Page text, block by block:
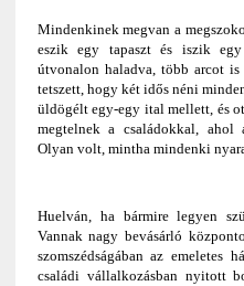
Mindenkinek megvan a
eszik egy tapaszt és iszik
útvonalon haladva, több arcot is
tetszett, hogy két idős néni
üldögélt egy-egy ital mellett, és
megtelnek a családokkal, ahol
Olyan volt, mintha mindenki
Huelván, ha bármire legyen
Vannak nagy bevásárló
szomszédságában az
családi vállalkozásban nyitott